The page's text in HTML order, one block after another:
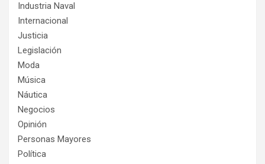
Industria Naval
Internacional
Justicia
Legislación
Moda
Música
Náutica
Negocios
Opinión
Personas Mayores
Política